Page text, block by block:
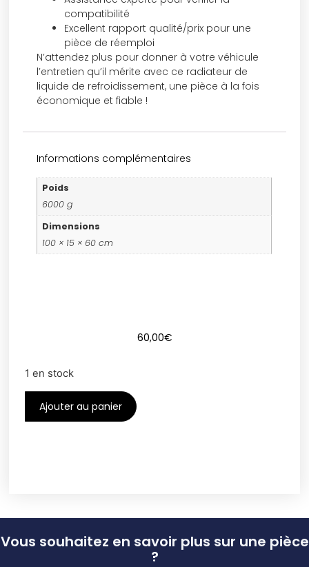
compatibilité
Excellent rapport qualité/prix pour une
pièce de réemploi
N’attendez plus pour donner à votre véhicule
l’entretien qu’il mérite avec ce radiateur de
liquide de refroidissement, une pièce à la fois
économique et fiable !
Informations complémentaires
Poids
6000 g
Dimensions
100 × 15 × 60 cm
60,00€
1 en stock
Ajouter au panier
Vous souhaitez en savoir plus sur une pièce
?